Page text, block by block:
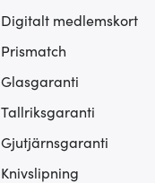
Digitalt medlemskort
Prismatch
Glasgaranti
Tallriksgaranti
Gjutjärnsgaranti
Knivslipning